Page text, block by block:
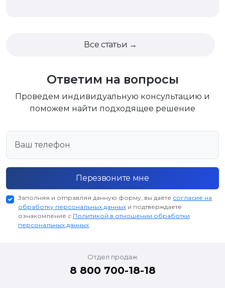
Все статьи →
Ответим на вопросы
Проведем индивидуальную консультацию и
поможем найти подходящее решение
Перезвоните мне
Заполняя и отправляя данную форму, вы даёте согласие на
обработку персональных данных и подтверждаете
ознакомление с Политикой в отношении обработки
персональных данных
Отдел продаж
8 800 700-18-18